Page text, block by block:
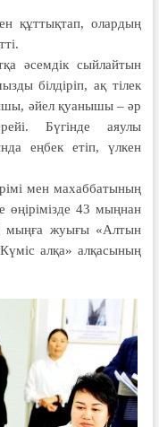
құттықтап, олардың
әсемдік сыйлайтын
білдіріп, ақ тілек
әйел қуанышы – әр
Бүгінде аяулы
еңбек етіп, үлкен
мен махаббатының
өңірімізде 43 мыңнан
мыңға жуығы «Алтын
алқа» алқасының